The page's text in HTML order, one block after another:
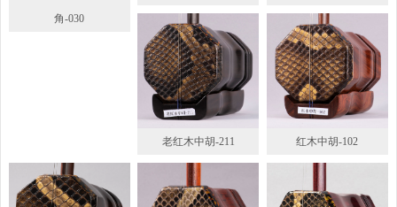
角-030
老红木中胡-211 红木中胡-102